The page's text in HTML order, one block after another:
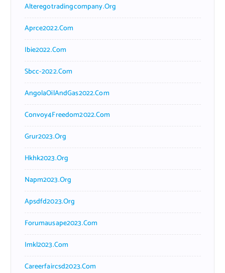
Alteregotradingcompany.org
Aprce2022.com
Ibie2022.com
Sbcc-2022.com
AngolaOilAndGas2022.com
Convoy4Freedom2022.com
Grur2023.org
Hkhk2023.org
Napm2023.org
Apsdfd2023.org
Forumausape2023.com
Imkl2023.com
Careerfaircsd2023.com